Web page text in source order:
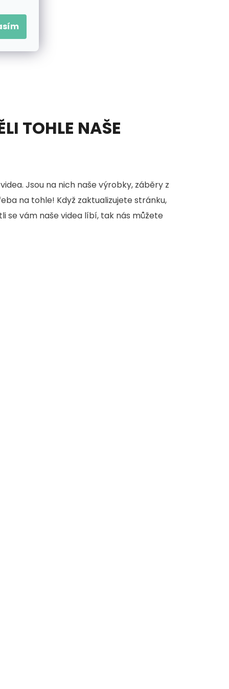
TOHLE NAŠE
Jsou na nich naše výrobky, záběry z
na tohle! Když zaktualizujete stránku,
se vám naše videa líbí, tak nás můžete